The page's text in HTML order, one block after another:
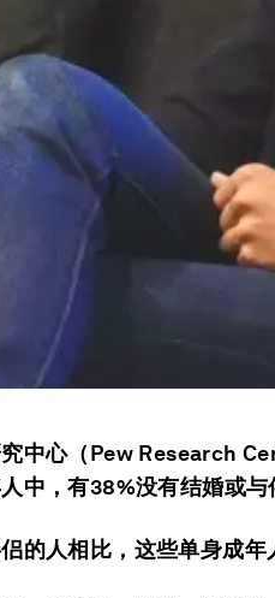
中心（Pew Research
中，有38%没有结婚或与
的人相比，这些单身成年